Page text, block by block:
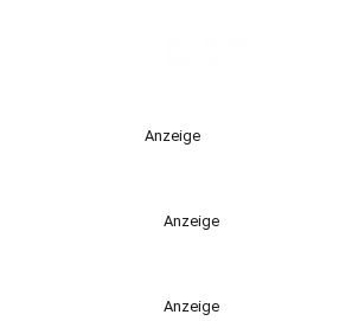
Anzeige
Anzeige
Anzeige